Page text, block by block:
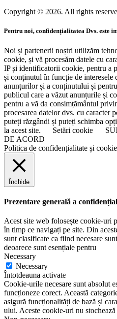
Copyright © 2026. All rights
Pentru noi, confidențialitatea Dvs. este
Noi și partenerii noștri utilizăm
cookie, și vă procesăm datele cu
IP și identificatorii cookie, pentru a
și conținutul în funcție de interesele
anunțurilor și a conținutului și
publicul care a văzut anunțurile și
pentru a vă da consimțământul
procesarea datelor dvs. cu caracter
puteți răzgândi și puteți schimba
la acest site.
Setări cookie
DE ACORD
Politica de confidențialitate și
Închide
Prezentare generală a
Acest site web folosește cookie-uri
în timp ce navigați pe site. Din
sunt clasificate ca fiind necesare
deoarece sunt esențiale pentru
Necessary
Necessary
Întotdeauna activate
Cookie-urile necesare sunt absolut
funcționeze corect. Această
asigură funcționalități de bază și
ului. Aceste cookie-uri nu